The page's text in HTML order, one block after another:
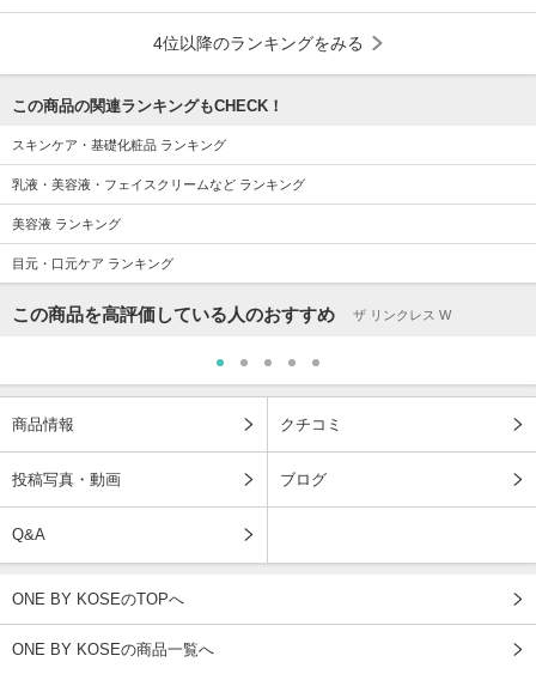
4位以降のランキングをみる
この商品の関連ランキングもCHECK！
スキンケア・基礎化粧品 ランキング
乳液・美容液・フェイスクリームなど ランキング
美容液 ランキング
目元・口元ケア ランキング
この商品を高評価している人のおすすめ ザ リンクレス W
商品情報 クチコミ
投稿写真・動画 ブログ
Q&A
ONE BY KOSEのTOPへ
ONE BY KOSEの商品一覧へ